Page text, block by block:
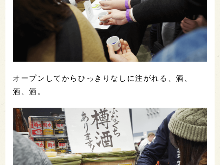
オープンしてからひっきりなしに注がれる、酒、
酒、酒。